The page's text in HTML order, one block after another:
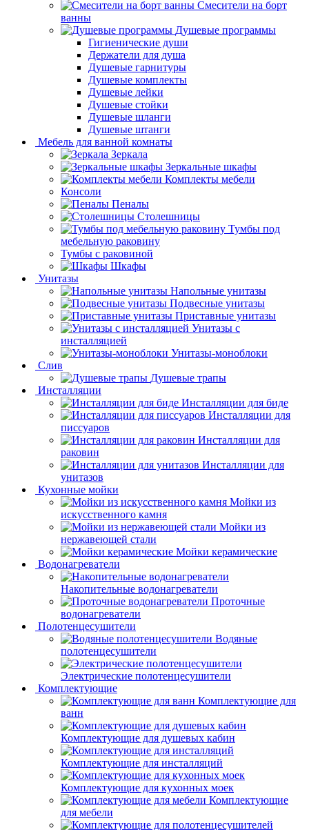
Смесители на борт
ванны
Душевые программы
Гигиенические души
Держатели для душа
Душевые гарнитуры
Душевые комплекты
Душевые лейки
Душевые стойки
Душевые шланги
Душевые штанги
Мебель для ванной комнаты
Зеркала
Зеркальные шкафы
Комплекты мебели
Консоли
Пеналы
Столешницы
Тумбы под
мебельную раковину
Тумбы с раковиной
Шкафы
Унитазы
Напольные унитазы
Подвесные унитазы
Приставные унитазы
Унитазы с
инсталляцией
Унитазы-моноблоки
Слив
Душевые трапы
Инсталляции
Инсталляции для биде
Инсталляции для
писсуаров
Инсталляции для
раковин
Инсталляции для
унитазов
Кухонные мойки
Мойки из
искусственного камня
Мойки из
нержавеющей стали
Мойки керамические
Водонагреватели
Накопительные водонагреватели
Проточные
водонагреватели
Полотенцесушители
Водяные
полотенцесушители
Электрические полотенцесушители
Комплектующие
Комплектующие для
ванн
Комплектующие для душевых кабин
Комплектующие для инсталляций
Комплектующие для кухонных моек
Комплектующие
для мебели